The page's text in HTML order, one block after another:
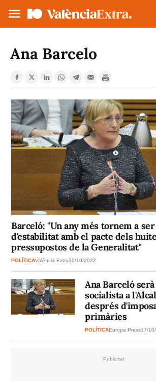
VA
Ana Barcelo
Barceló: "Un any més tornem a
d'estabilitat amb el pacte dels
pressupostos de la Generalitat"
POLÍTICAValència Extra30/10/2022
Ana Barceló
socialista a
després
primàries
POLÍTICAEuropa Press17/